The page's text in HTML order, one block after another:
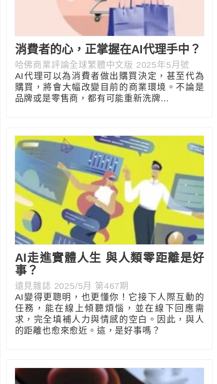
消費者的心，正掌握在AI代理手中？
哈佛商業評論全球繁體中文版 2025年5月號
AI代理可以為消費者做出購買決定，甚至代為
購買，將會大幅改變目前的商業環境。不論是
品牌或是零售商，都有可能重新洗牌…
AI走進實體人生 與人類零距離是好
事？
遠見雜誌 2025/5月 第467期
AI變得更聰明，也更懂你！它接下人際互動的
任務，能在線上傾聽煩惱，並在線下回應需
求，完全填補人力與情感的空白。因此，與人
的距離也愈來愈近。這，是好事嗎？